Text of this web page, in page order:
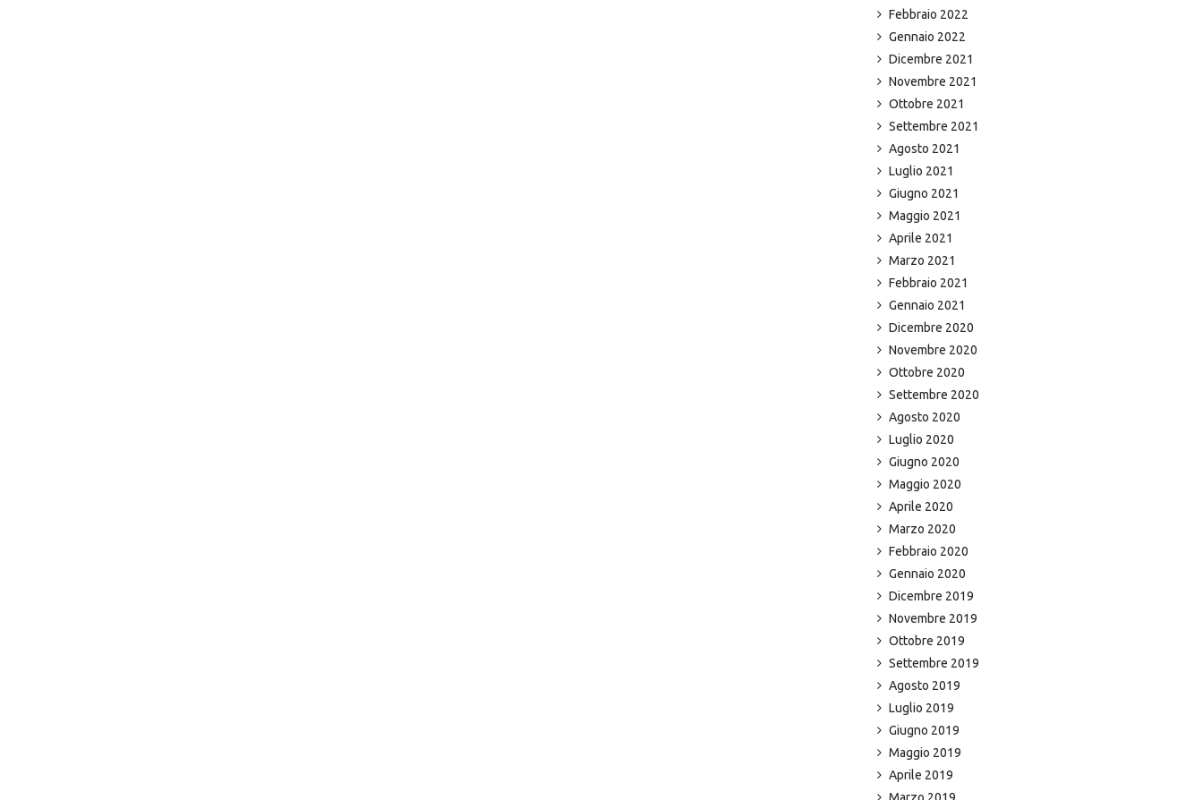
Febbraio 2022
Gennaio 2022
Dicembre 2021
Novembre 2021
Ottobre 2021
Settembre 2021
Agosto 2021
Luglio 2021
Giugno 2021
Maggio 2021
Aprile 2021
Marzo 2021
Febbraio 2021
Gennaio 2021
Dicembre 2020
Novembre 2020
Ottobre 2020
Settembre 2020
Agosto 2020
Luglio 2020
Giugno 2020
Maggio 2020
Aprile 2020
Marzo 2020
Febbraio 2020
Gennaio 2020
Dicembre 2019
Novembre 2019
Ottobre 2019
Settembre 2019
Agosto 2019
Luglio 2019
Giugno 2019
Maggio 2019
Aprile 2019